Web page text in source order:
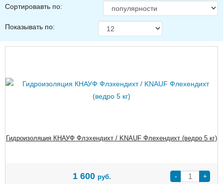
Сортировавть по:
Показывать по:
Гидроизоляция КНАУФ Флэхендихт / KNAUF Флехендихт (ведро 5 кг)
- +
1 600 руб.